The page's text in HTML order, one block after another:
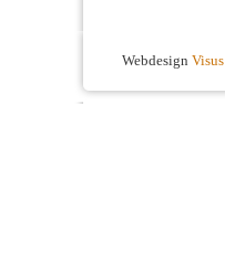
Webdesign Visus